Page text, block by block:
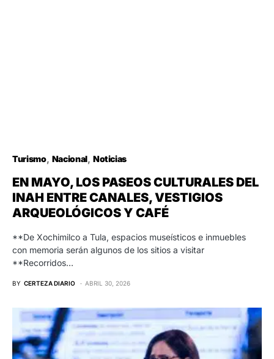
Turismo Nacional Noticias
EN MAYO, LOS PASEOS CULTURALES DEL
INAH ENTRE CANALES, VESTIGIOS
ARQUEOLÓGICOS Y CAFÉ
**De Xochimilco a Tula, espacios museísticos e inmuebles
con memoria serán algunos de los sitios a visitar
**Recorridos…
BY CERTEZA DIARIO ABRIL 30, 2026